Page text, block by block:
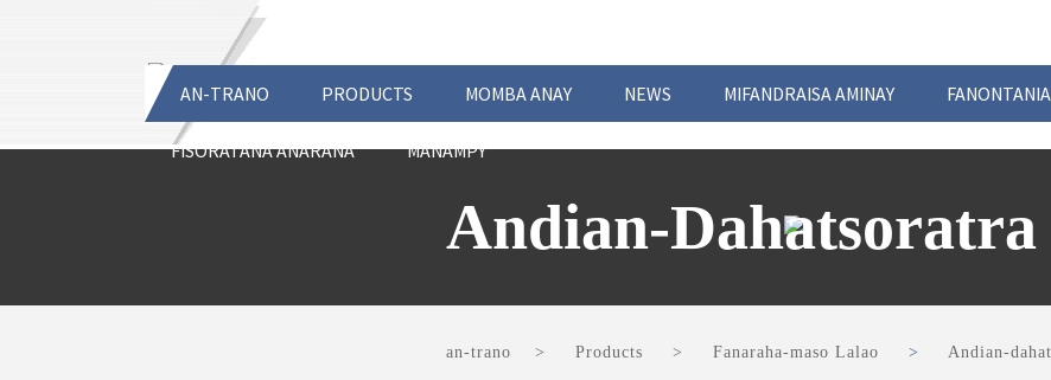
AN-TRANO PRODUCTS MOMBA ANAY NEWS MIFANDRAISA AMINAY
FISORATANA ANARANA MANAMPY
Andian-Dahatsoratra
an-trano Products Fanaraha-maso Lalao Andian-